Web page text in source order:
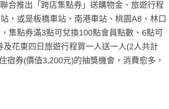
合推出「跨店集點券」送購物金、旅遊行程
，或是板橋車站、南港車站、桃園A8、林口
集點券滿3點可兌換100點會員點數、6點可
花東四日旅遊行程買一人送一人(2人共計
券(價值3,200元)的抽獎機會，消費愈多，